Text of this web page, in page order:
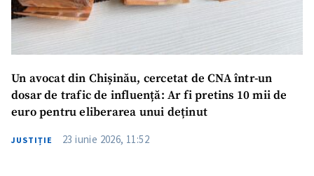
Un avocat din Chișinău, cercetat de CNA într-un
dosar de trafic de influență: Ar fi pretins 10 mii de
euro pentru eliberarea unui deținut
JUSTIȚIE 23 iunie 2026, 11:52